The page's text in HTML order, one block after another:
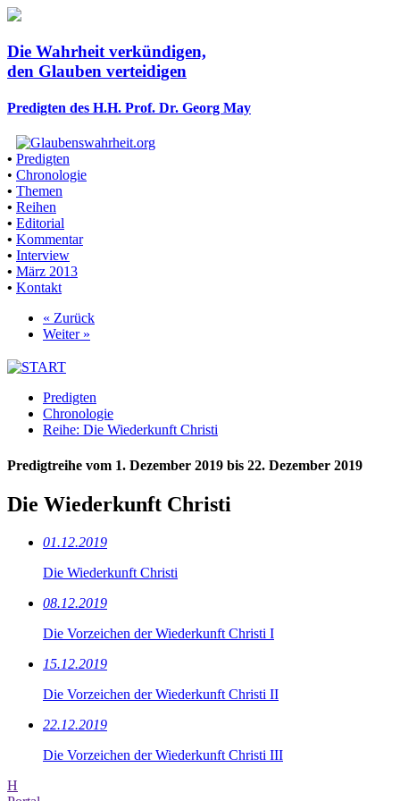
Die Wahrheit verkündigen,
den Glauben verteidigen
Predigten des H.H. Prof. Dr. Georg May
• Predigten
• Chronologie
• Themen
• Reihen
• Editorial
• Kommentar
• Interview
• März 2013
• Kontakt
« Zurück
Weiter »
Predigten
Chronologie
Reihe: Die Wiederkunft Christi
Predigtreihe vom 1. Dezember 2019 bis 22. Dezember 2019
Die Wiederkunft Christi
01.12.2019
Die Wiederkunft Christi
08.12.2019
Die Vorzeichen der Wiederkunft Christi I
15.12.2019
Die Vorzeichen der Wiederkunft Christi II
22.12.2019
Die Vorzeichen der Wiederkunft Christi III
H